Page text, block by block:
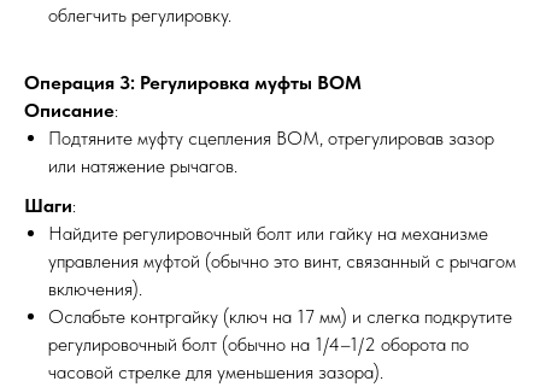
облегчить регулировку.
Операция 3: Регулировка муфты ВОМ
Описание:
Подтяните муфту сцепления ВОМ, отрегулировав зазор
или натяжение рычагов.
Шаги:
Найдите регулировочный болт или гайку на механизме
управления муфтой (обычно это винт, связанный с рычагом
включения).
Ослабьте контргайку (ключ на 17 мм) и слегка подкрутите
регулировочный болт (обычно на 1/4–1/2 оборота по
часовой стрелке для уменьшения зазора).